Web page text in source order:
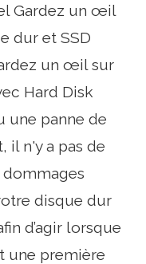
Gardez un œil
dur et SSD
un œil sur
Hard Disk
une panne de
il n'y a pas de
disque dur
d’agir lorsque
une première